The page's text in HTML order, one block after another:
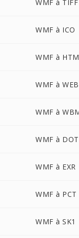
WMF à TIFF
WMF à ICO
WMF à
WMF à
WMF à
WMF à DOT
WMF à EXR
WMF à PCT
WMF à SK1